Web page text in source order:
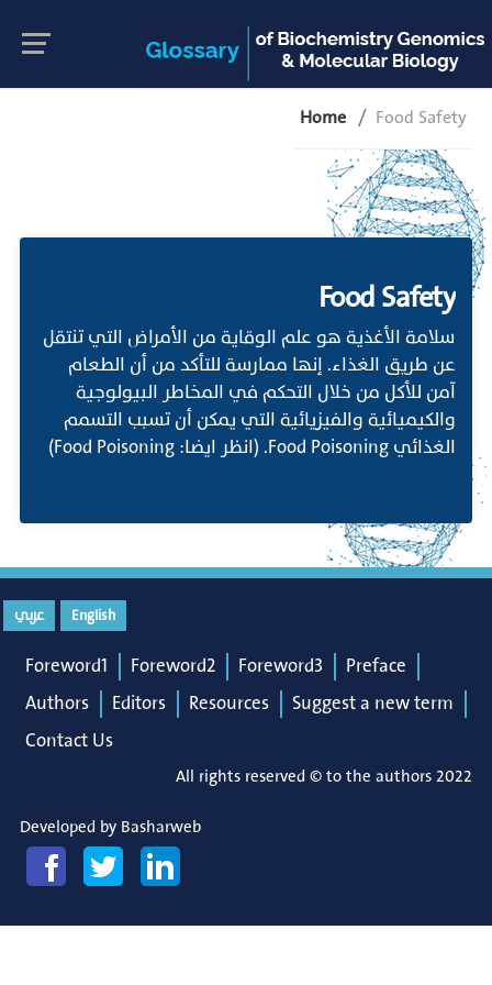
Home Food Safety
Food Safety
سلامة الأغذية هو علم الوقاية من الأمراض التي تنتقل
عن طريق الغذاء. إنها ممارسة للتأكد من أن الطعام
آمن للأكل من خلال التحكم في المخاطر البيولوجية
والكيميائية والفيزيائية التي يمكن أن تسبب التسمم
الغذائي Food Poisoning. (انظر ايضا: Food Poisoning)
English عربي
Foreword1 Foreword2 Foreword3
Preface
Authors
Editors Resources
Suggest a new term
Contact Us
All rights reserved © to the authors 2022
Developed by Basharweb